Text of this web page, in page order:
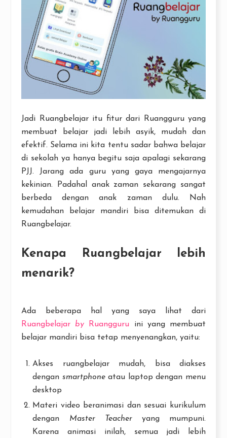
Jadi Ruangbelajar itu fitur dari Ruangguru yang
membuat belajar jadi lebih asyik, mudah dan
efektif. Selama ini kita tentu sadar bahwa belajar
di sekolah ya hanya begitu saja apalagi sekarang
PJJ. Jarang ada guru yang gaya mengajarnya
kekinian. Padahal anak zaman sekarang sangat
berbeda dengan anak zaman dulu. Nah
kemudahan belajar mandiri bisa ditemukan di
Ruangbelajar.
Kenapa Ruangbelajar lebih
menarik?
Ada beberapa hal yang saya lihat dari
Ruangbelajar by Ruangguru ini yang membuat
belajar mandiri bisa tetap menyenangkan, yaitu:
Akses ruangbelajar mudah, bisa diakses
dengan smartphoneatau laptop dengan menu
desktop
Materi video beranimasi dan sesuai kurikulum
dengan Master Teacher yang mumpuni.
Karena animasi inilah, semua jadi lebih